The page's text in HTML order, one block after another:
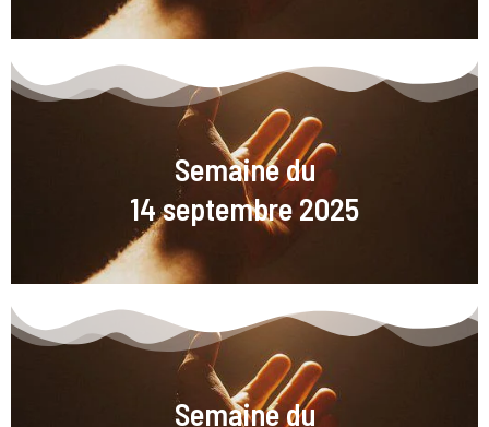
Semaine du
14 septembre 2025
Semaine du